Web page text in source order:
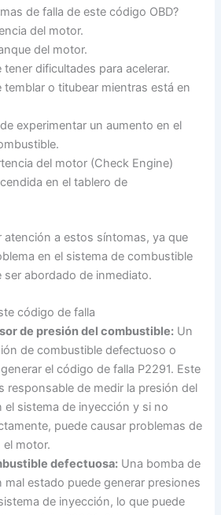
de falla de este código OBD?
del motor.
del motor.
tener dificultades para acelerar.
temblar o titubear mientras está en
experimentar un aumento en el
del motor (Check Engine)
en el tablero de
atención a estos síntomas, ya que
en el sistema de combustible
ser abordado de inmediato.
código de falla
de presión del combustible: Un
de combustible defectuoso o
el código de falla P2291. Este
responsable de medir la presión del
el sistema de inyección y si no
puede causar problemas de
el motor.
defectuosa: Una bomba de
mal estado puede generar presiones
de inyección, lo que puede